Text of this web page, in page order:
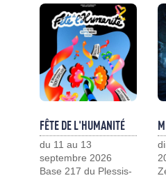
FÊTE DE L'HUMANITÉ
du 11 au 13
septembre 2026
Base 217 du Plessis-